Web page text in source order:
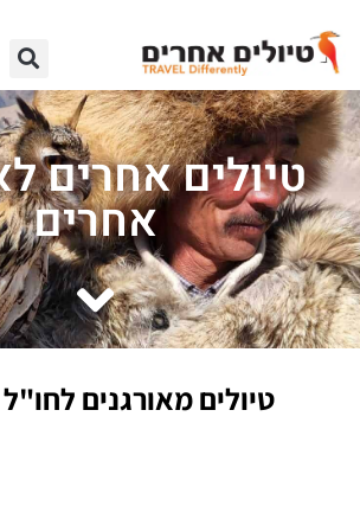
טיולים אחרים
אחרים
טיולים מאורגנים